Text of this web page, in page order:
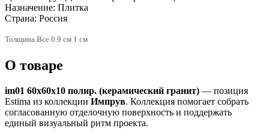
Назначение: Плитка
Страна: Россия
Толщина Все 0.9 см 1 см
О товаре
im01 60x60x10 полир. (керамический гранит) — позиция
Estima из коллекции Импрув. Коллекция помогает собрать
согласованную отделочную поверхность и поддержать
единый визуальный ритм проекта.